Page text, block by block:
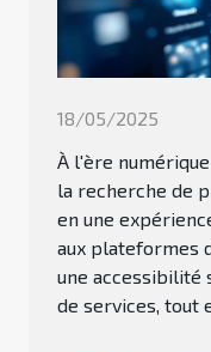
18/05/2025
À l'ère
la recherche de
en une
aux plateformes
une accessibilité
de services, tout